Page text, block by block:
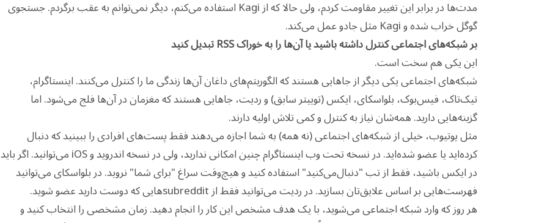
مدت‌ها در برابر این تغییر مقاومت کردم، ولی حالا که از Kagi استفاده می‌کنم، دیگر نمی‌توانم به عقب برگردم. جستجوی
گوگل خراب شده و Kagi مثل جادو عمل می‌کند.
بر شبکه‌های اجتماعی کنترل داشته باشید یا آن‌ها را به خوراک RSS تبدیل کنید
این یکی هم سخت است.
شبکه‌های اجتماعی یکی دیگر از جاهایی هستند که الگوریتم‌های داغان آن‌ها زندگی ما را کنترل می‌کنند. اینستاگرام،
تیک‌تاک، فیس‌بوک، بلو‌اسکای، ایکس (توییتر سابق) و ردیت، جاهایی هستند که مغزمان در آن‌ها فلج می‌شود. اما
گزینه‌هایی دارید. همه‌شان نیاز به کنترل و کمی تلاش اولیه دارند.
مثل یوتیوب، خیلی از شبکه‌های اجتماعی (نه همه) به شما اجازه می‌دهند فقط پست‌های افرادی را ببینید که دنبال
کرده‌اید یا عضو شده‌اید. در نسخه تحت وب اینستاگرام چنین امکانی ندارید، ولی در نسخه اندروید و iOS می‌توانید. اگر باید
در ایکس باشید، فقط از تب "دنبال‌می‌کنید" استفاده کنید و هیچ‌وقت سراغ "برای شما" نروید. در بلو‌اسکای می‌توانید
فهرست‌هایی بر اساس علایق‌تان بسازید. در ردیت می‌توانید فقط از subredditهایی که دوست دارید عضو شوید.
هر روز که وارد شبکه اجتماعی می‌شوید، با یک هدف مشخص این کار را انجام دهید. زمان مشخصی را انتخاب کنید و